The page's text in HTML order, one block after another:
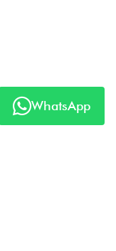
WhatsApp